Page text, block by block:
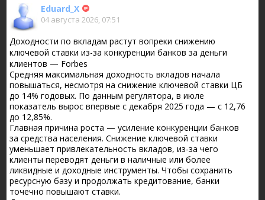
Eduard_X
04 августа 2026, 07:51
Доходности по вкладам растут вопреки снижению
ключевой ставки из-за конкуренции банков за деньги
клиентов — Forbes
Средняя максимальная доходность вкладов начала
повышаться, несмотря на снижение ключевой ставки ЦБ
до 14% годовых. По данным регулятора, в июле
показатель вырос впервые с декабря 2025 года — с 12,76
до 12,85%.
Главная причина роста — усиление конкуренции банков
за средства населения. Снижение ключевой ставки
уменьшает привлекательность вкладов, из-за чего
клиенты переводят деньги в наличные или более
ликвидные и доходные инструменты. Чтобы сохранить
ресурсную базу и продолжать кредитование, банки
точечно повышают ставки.